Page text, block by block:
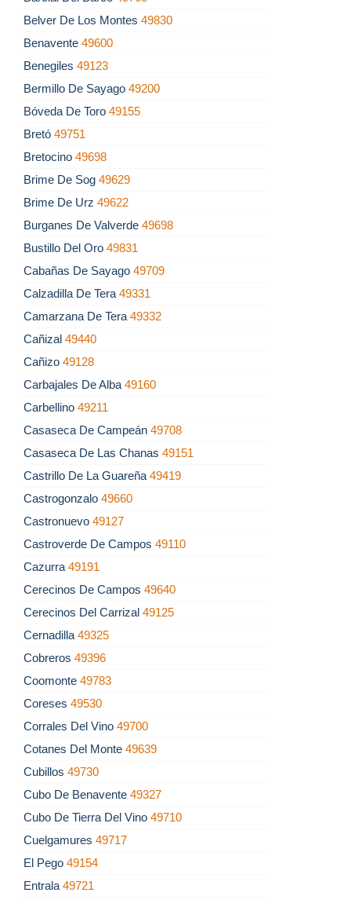
Belver De Los Montes 49830
Benavente 49600
Benegiles 49123
Bermillo De Sayago 49200
Bóveda De Toro 49155
Bretó 49751
Bretocino 49698
Brime De Sog 49629
Brime De Urz 49622
Burganes De Valverde 49698
Bustillo Del Oro 49831
Cabañas De Sayago 49709
Calzadilla De Tera 49331
Camarzana De Tera 49332
Cañizal 49440
Cañizo 49128
Carbajales De Alba 49160
Carbellino 49211
Casaseca De Campeán 49708
Casaseca De Las Chanas 49151
Castrillo De La Guareña 49419
Castrogonzalo 49660
Castronuevo 49127
Castroverde De Campos 49110
Cazurra 49191
Cerecinos De Campos 49640
Cerecinos Del Carrizal 49125
Cernadilla 49325
Cobreros 49396
Coomonte 49783
Coreses 49530
Corrales Del Vino 49700
Cotanes Del Monte 49639
Cubillos 49730
Cubo De Benavente 49327
Cubo De Tierra Del Vino 49710
Cuelgamures 49717
El Pego 49154
Entrala 49721